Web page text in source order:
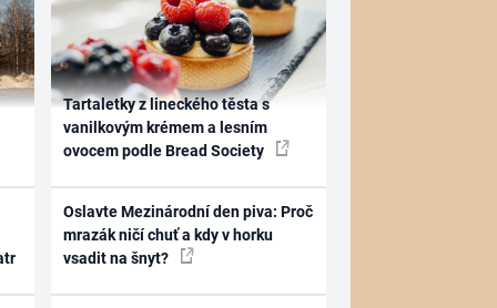
Tartaletky z lineckého těsta s
vanilkovým krémem a lesním
ovocem podle Bread Society
Oslavte Mezinárodní den piva: Proč
mrazák ničí chuť a kdy v horku
vsadit na šnyt?